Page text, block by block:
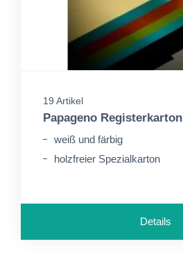
19 Artikel
Papageno Registerkarton
weiß und färbig
holzfreier Spezialkarton
Details